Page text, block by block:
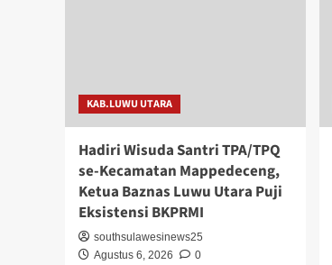
KAB.LUWU UTARA
Hadiri Wisuda Santri TPA/TPQ
se-Kecamatan Mappedeceng,
Ketua Baznas Luwu Utara Puji
Eksistensi BKPRMI
southsulawesinews25
Agustus 6, 2026
0